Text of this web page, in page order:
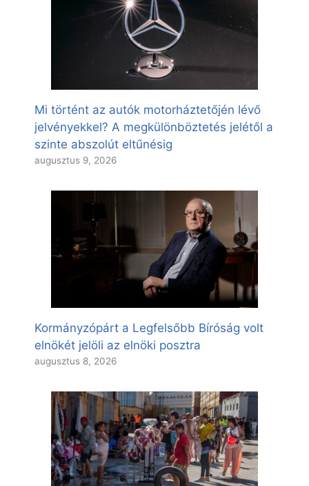
Mi történt az autók motorháztetőjén lévő
jelvényekkel? A megkülönböztetés jelétől a
szinte abszolút eltűnésig
augusztus 9, 2026
Kormányzópárt a Legfelsőbb Bíróság volt
elnökét jelöli az elnöki posztra
augusztus 8, 2026